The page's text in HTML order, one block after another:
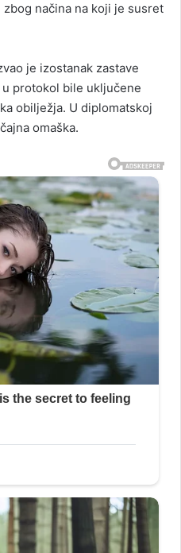
načina na koji je susret
je izostanak zastave
protokol bile uključene
obilježja. U diplomatskoj
omaška.